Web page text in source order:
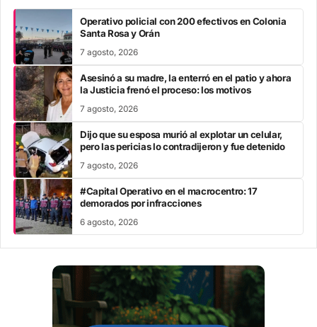
Operativo policial con 200 efectivos en Colonia
Santa Rosa y Orán
7 agosto, 2026
Asesinó a su madre, la enterró en el patio y ahora
la Justicia frenó el proceso: los motivos
7 agosto, 2026
Dijo que su esposa murió al explotar un celular,
pero las pericias lo contradijeron y fue detenido
7 agosto, 2026
#Capital Operativo en el macrocentro: 17
demorados por infracciones
6 agosto, 2026